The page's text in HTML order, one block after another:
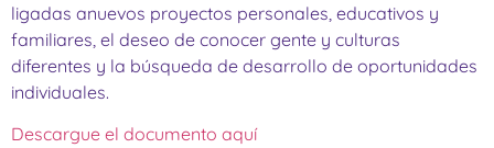
ligadas anuevos proyectos personales, educativos y
familiares, el deseo de conocer gente y culturas
diferentes y la búsqueda de desarrollo de oportunidades
individuales.
Descargue el documento aquí